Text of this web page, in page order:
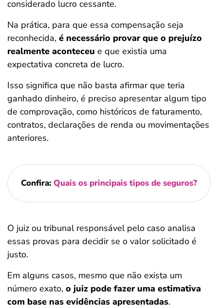
considerado lucro cessante.
Na prática, para que essa compensação seja
reconhecida, é necessário provar que o prejuízo
realmente aconteceu e que existia uma
expectativa concreta de lucro.
Isso significa que não basta afirmar que teria
ganhado dinheiro, é preciso apresentar algum tipo
de comprovação, como históricos de faturamento,
contratos, declarações de renda ou movimentações
anteriores.
Confira: Quais os principais tipos de seguros?
O juiz ou tribunal responsável pelo caso analisa
essas provas para decidir se o valor solicitado é
justo.
Em alguns casos, mesmo que não exista um
número exato, o juiz pode fazer uma estimativa
com base nas evidências apresentadas.